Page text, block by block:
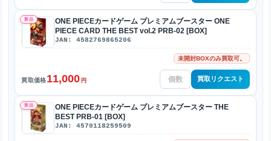
新品
ONE PIECEカードゲーム プレミアムブースター ONE
PIECE CARD THE BEST vol.2 PRB-02 [BOX]
JAN: 4582769865206
未開封BOXのみ買取可。
買取価格11,000 円 買取リクエスト
新品
ONE PIECEカードゲーム プレミアムブースター THE
BEST PRB-01 [BOX]
JAN: 4570118259509